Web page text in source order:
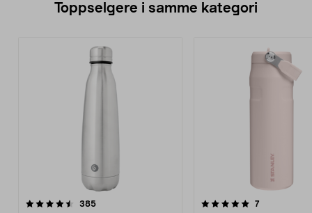
Toppselgere i samme kategori
385anmeldelser
5.0 av 5 stjerner 7anmeldelser
4.5 av 5 stjerner